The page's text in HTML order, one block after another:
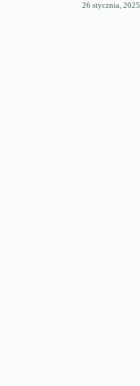
26 stycznia, 2025